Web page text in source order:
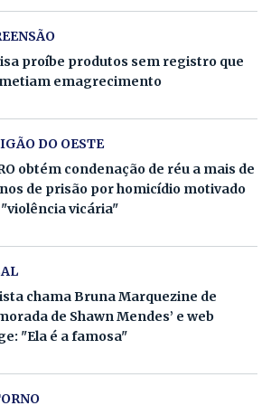
proíbe produtos sem registro que
emagrecimento
DO OESTE
obtém condenação de réu a mais de
de prisão por homicídio motivado
vicária"
chama Bruna Marquezine de
de Shawn Mendes’ e web
"Ela é a famosa"